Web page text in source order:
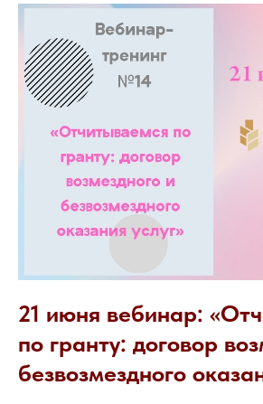
21 июня вебинар:
по гранту: договор
безвозмездного